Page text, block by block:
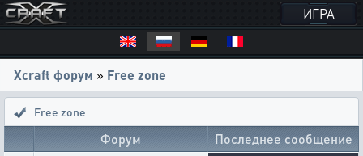
ИГРА
Xcraft форум » Free zone
Free zone
Форум Последнее сообщение